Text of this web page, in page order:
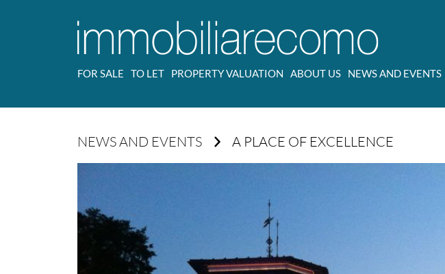
FOR SALE TO LET PROPERTY VALUATION ABOUT US NEWS AND EVENTS
NEWS AND EVENTS A PLACE OF EXCELLENCE